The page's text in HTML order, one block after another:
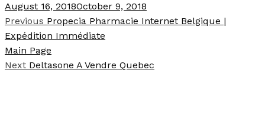
August 16, 2018October 9, 2018
Previous Propecia Pharmacie Internet Belgique |
Expédition Immédiate
Main Page
Next Deltasone A Vendre Quebec